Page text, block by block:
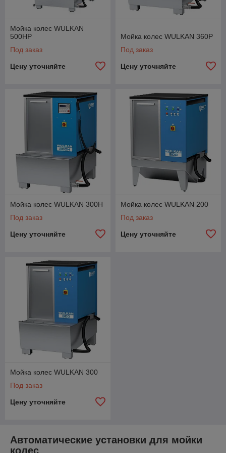
Мойка колес WULKAN
500HP
Под заказ
Цену уточняйте
Мойка колес WULKAN 360P
Под заказ
Цену уточняйте
Мойка колес WULKAN 300Н
Под заказ
Цену уточняйте
Мойка колес WULKAN 200
Под заказ
Цену уточняйте
Мойка колес WULKAN 300
Под заказ
Цену уточняйте
Автоматические установки для мойки
колес